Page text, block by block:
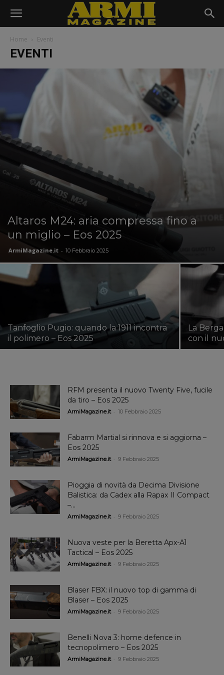
Home Eventi
EVENTI
Altaros M24: aria compressa fino a
un miglio – Eos 2025
ArmiMagazine.it - 10 Febbraio 2025
Tanfoglio Pugio: quando la 1911 incontra
il polimero – Eos 2025
La
con il
RFM presenta il nuovo Twenty Five, fucile
da tiro – Eos 2025
ArmiMagazine.it 10 Febbraio 2025
Fabarm Martial si rinnova e si aggiorna –
Eos 2025
ArmiMagazine.it 9 Febbraio 2025
Pioggia di novità da Decima Divisione
Balistica: da Cadex alla Rapax II Compact
–...
ArmiMagazine.it 9 Febbraio 2025
Nuova veste per la Beretta Apx-A1
Tactical – Eos 2025
ArmiMagazine.it 9 Febbraio 2025
Blaser FBX: il nuovo top di gamma di
Blaser – Eos 2025
ArmiMagazine.it 9 Febbraio 2025
Benelli Nova 3: home defence in
tecnopolimero – Eos 2025
ArmiMagazine.it 9 Febbraio 2025